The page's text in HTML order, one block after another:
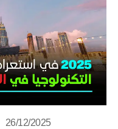
26/12/2025